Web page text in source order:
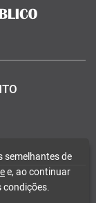
semelhantes de
e, ao continuar
condições.